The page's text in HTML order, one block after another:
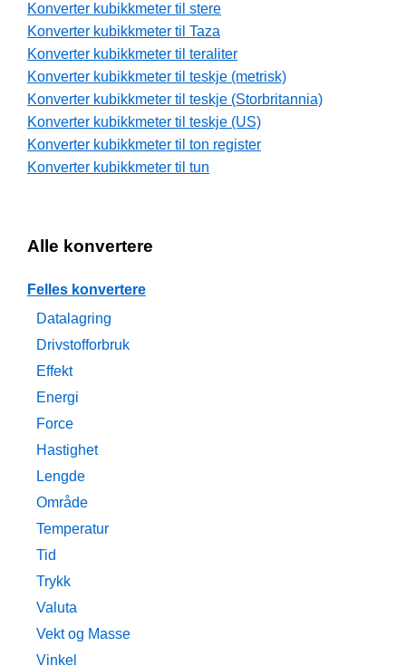
Konverter kubikkmeter til stere
Konverter kubikkmeter til Taza
Konverter kubikkmeter til teraliter
Konverter kubikkmeter til teskje (metrisk)
Konverter kubikkmeter til teskje (Storbritannia)
Konverter kubikkmeter til teskje (US)
Konverter kubikkmeter til ton register
Konverter kubikkmeter til tun
Alle konvertere
Felles konvertere
Datalagring
Drivstofforbruk
Effekt
Energi
Force
Hastighet
Lengde
Område
Temperatur
Tid
Trykk
Valuta
Vekt og Masse
Vinkel